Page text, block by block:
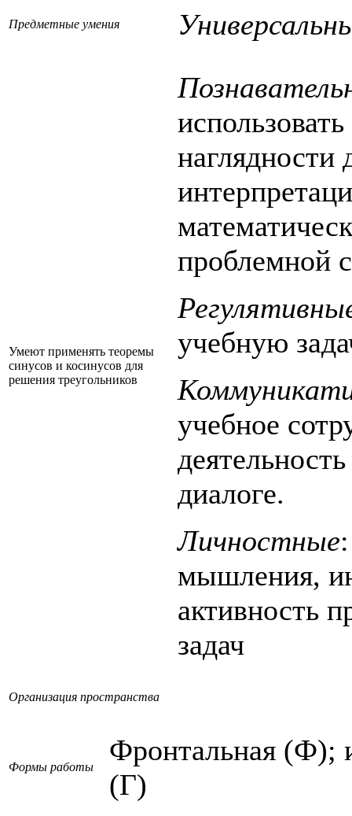
Предметные умения
Умеют применять теоремы
синусов и косинусов для
решения треугольников
наглядности
проблемной
учебную
учебное
диалоге.
Личностные
мышления,
активность
задач
Организация пространства
Формы работы
Фронтальная (Ф);
(Г)